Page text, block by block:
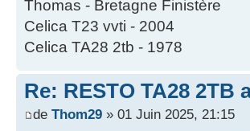
Thomas - Bretagne Finistère
Celica T23 vvti - 2004
Celica TA28 2tb - 1978
Re: RESTO TA28
de Thom29 » 01 Juin 2025, 21:15